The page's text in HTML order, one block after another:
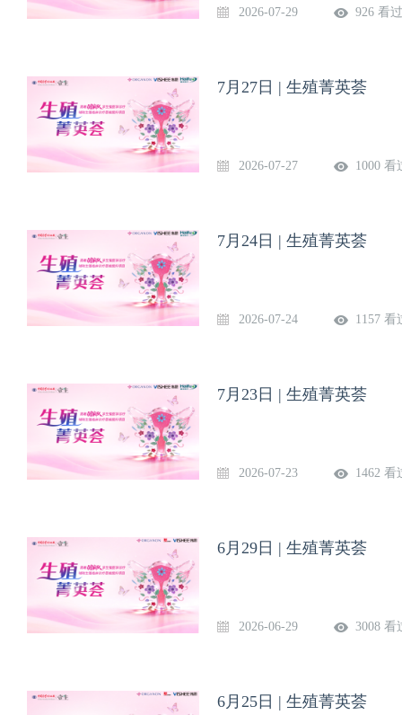
2026-07-29 926 看过
7月27日 | 生殖菁英荟
2026-07-27 1000 看
7月24日 | 生殖菁英荟
2026-07-24 1157 看
7月23日 | 生殖菁英荟
2026-07-23 1462 看
6月29日 | 生殖菁英荟
2026-06-29 3008 看
6月25日 | 生殖菁英荟